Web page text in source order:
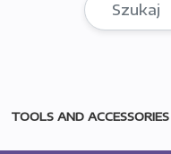
TOOLS AND ACCESSORIES